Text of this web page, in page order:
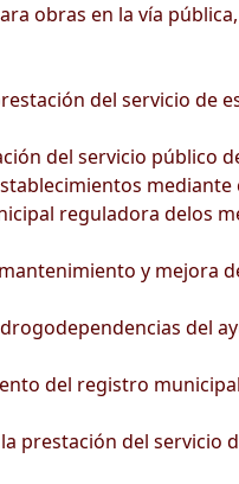
obras en la vía
del servicio de
del servicio público
reguladora delos
y mejora
del
del registro
prestación del servicio